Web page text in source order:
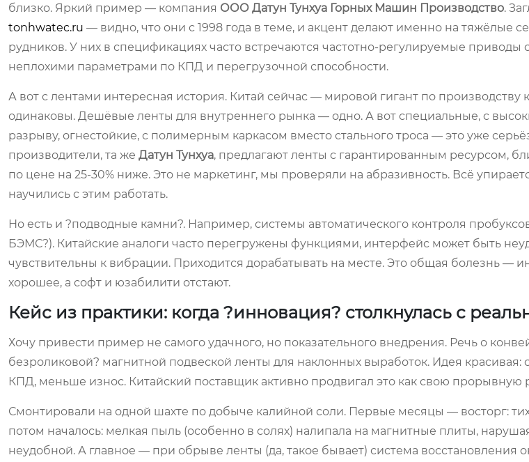
близко. Яркий пример — компания ООО Датун Тунхуа Горных Машин Производство.
tonhwatec.ru — видно, что они с 1998 года в теме, и акцент делают именно на тяжёлые
рудников. У них в спецификациях часто встречаются частотно-регулируемые приводы
неплохими параметрами по КПД и перегрузочной способности.
А вот с лентами интересная история. Китай сейчас — мировой гигант по производству
одинаковы. Дешёвые ленты для внутреннего рынка — одно. А вот специальные, с
разрыву, огнестойкие, с полимерным каркасом вместо стального троса — это уже
производители, та же Датун Тунхуа, предлагают ленты с гарантированным ресурсом,
по цене на 25-30% ниже. Это не маркетинг, мы проверяли на абразивность. Всё
научились с этим работать.
Но есть и ?подводные камни?. Например, системы автоматического контроля
БЭМС?). Китайские аналоги часто перегружены функциями, интерфейс может быть
чувствительны к вибрации. Приходится дорабатывать на месте. Это общая болезнь —
хорошее, а софт и юзабилити отстают.
Кейс из практики: когда ?инновация? столкнулась с
Хочу привести пример не самого удачного, но показательного внедрения. Речь о
безроликовой? магнитной подвеской ленты для наклонных выработок. Идея красивая:
КПД, меньше износ. Китайский поставщик активно продвигал это как свою прорывную
Смонтировали на одной шахте по добыче калийной соли. Первые месяцы — восторг:
потом началось: мелкая пыль (особенно в солях) налипала на магнитные плиты,
неудобной. А главное — при обрыве ленты (да, такое бывает) система восстановления